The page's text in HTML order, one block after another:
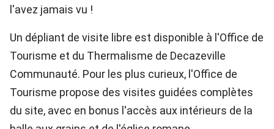
l'avez jamais vu !
Un dépliant de visite libre est disponible à l'Office de
Tourisme et du Thermalisme de Decazeville
Communauté. Pour les plus curieux, l'Office de
Tourisme propose des visites guidées complètes
du site, avec en bonus l'accès aux intérieurs de la